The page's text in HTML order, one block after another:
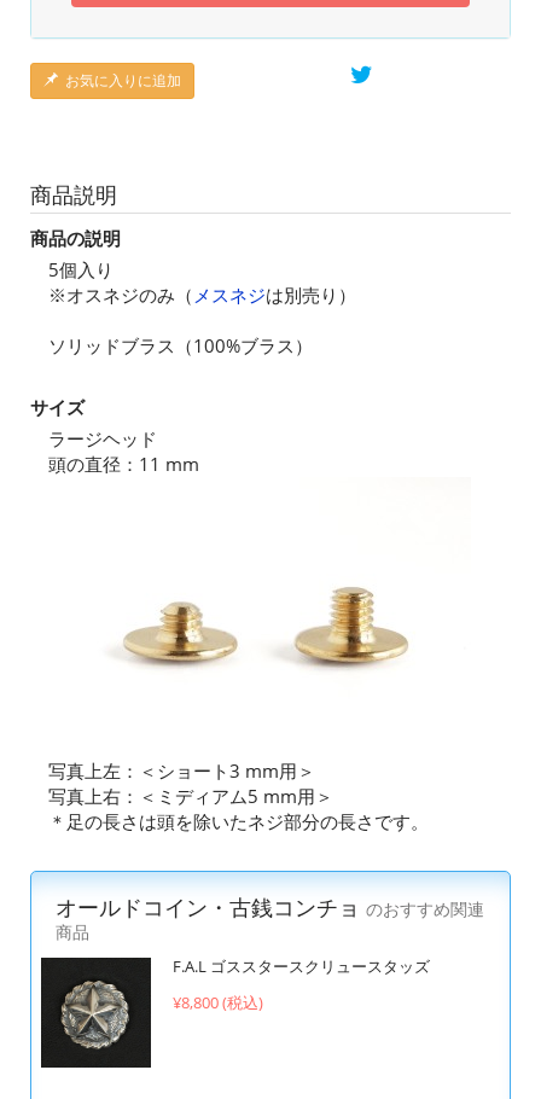
お気に入りに追加
商品説明
商品の説明
5個入り
※オスネジのみ（ メスネジは別売り）
ソリッドブラス（100%ブラス）
サイズ
ラージヘッド
頭の直径：11 mm
写真上左：＜ショート3 mm用＞
写真上右：＜ミディアム5 mm用＞
＊足の長さは頭を除いたネジ部分の長さです。
オールドコイン・古銭コンチョ のおすすめ関連
商品
F.A.L ゴススタースクリュースタッズ
¥8,800 (税込)